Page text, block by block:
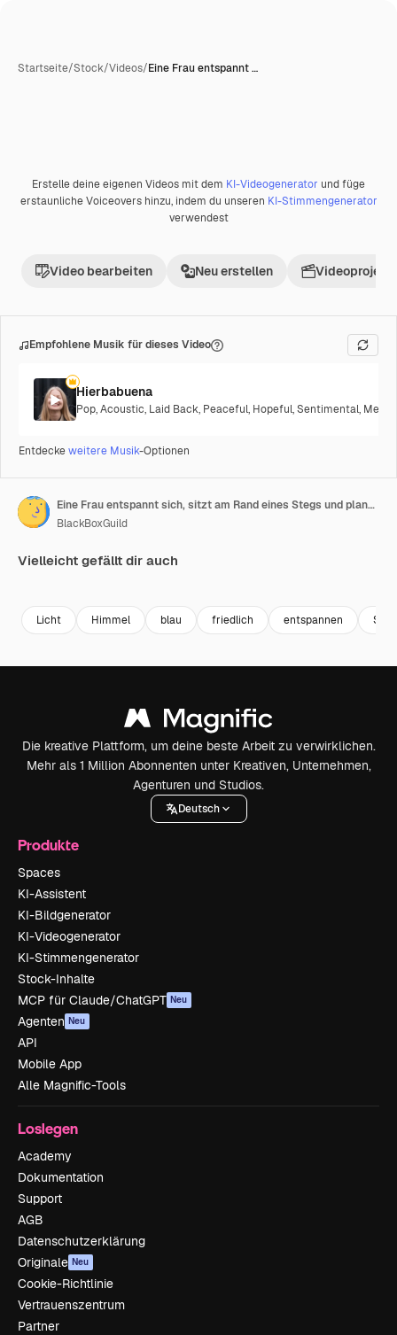
Startseite/Stock/Videos/Eine Frau entspannt …
Premium
Erstelle deine eigenen Videos mit dem KI-Videogenerator und füge
erstaunliche Voiceovers hinzu, indem du unseren KI-Stimmengenerator
verwendest
Video bearbeiten Neu erstellen Videoprojekt
Empfohlene Musik für dieses Video
Hierbabuena
Pop,Acoustic, Laid Back, Peaceful, Hopeful,Sentimental,
Entdeckeweitere Musik-Optionen
Eine Frau entspannt sich, sitzt am Rand eines Stegs und planscht mit den Füßen im Wasser eines Fluss-Sees.
BlackBoxGuild
Vielleicht gefällt dir auch
Licht Himmel blau friedlich entspannen
Die kreative Plattform, um deine beste Arbeit zu verwirklichen.
Mehr als 1 Million Abonnenten unter Kreativen, Unternehmen,
Agenturen und Studios.
Deutsch
Produkte
Spaces
KI-Assistent
KI-Bildgenerator
KI-Videogenerator
KI-Stimmengenerator
Stock-Inhalte
MCP für Claude/ChatGPT Neu
Agenten Neu
API
Mobile App
Alle Magnific-Tools
Loslegen
Academy
Dokumentation
Support
AGB
Datenschutzerklärung
Originale Neu
Cookie-Richtlinie
Vertrauenszentrum
Partner